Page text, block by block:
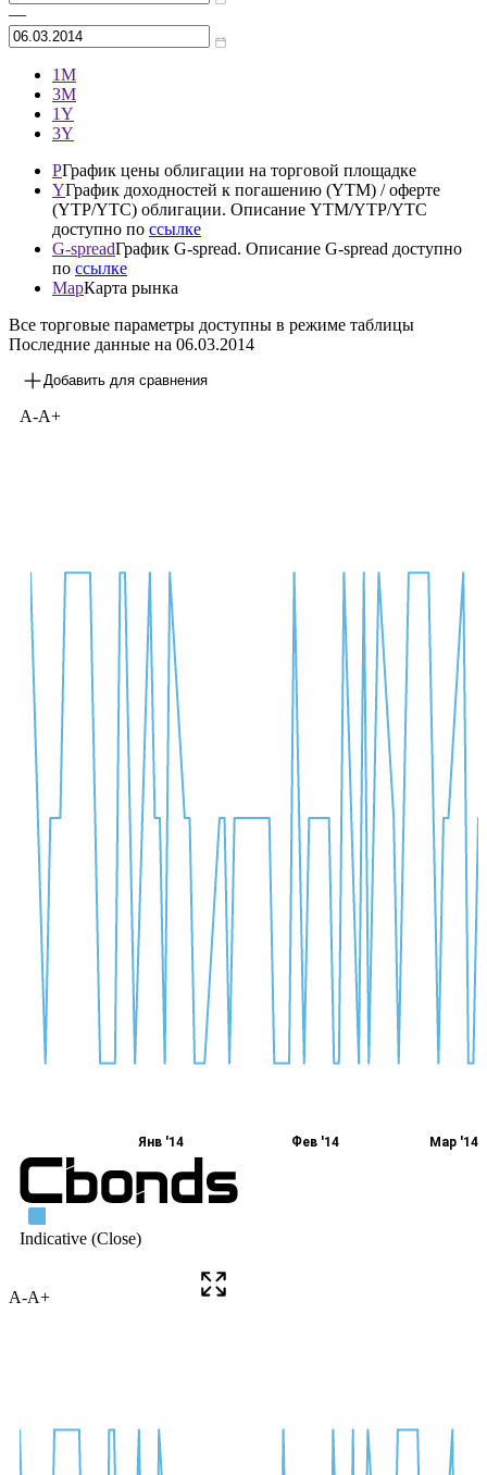
—
1М
3М
1Y
3Y
PГрафик цены облигации на торговой площадке
YГрафик доходностей к погашению (YTM) / оферте
(YTP/YTC) облигации. Описание YTM/YTP/YTC
доступно по ссылке
G-spreadГрафик G-spread. Описание G-spread доступно
по ссылке
MapКарта рынка
Все торговые параметры доступны в режиме таблицы
Последние данные на 06.03.2014
Добавить для сравнения
A-A+